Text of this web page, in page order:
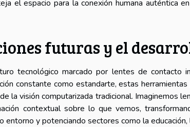
el espacio para la conexión humana auténtica
futuras y el
tecnológico marcado por lentes de contacto
constante como estandarte, estas
la visión computarizada tradicional. Imaginemos
contextual sobre lo que vemos,
entorno y potenciando sectores como la